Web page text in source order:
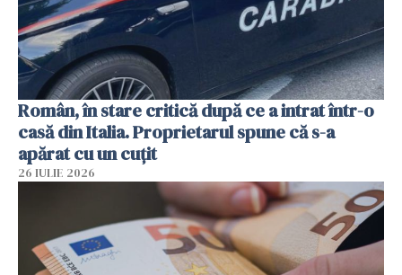
Român, în stare critică după ce a intrat într-o
casă din Italia. Proprietarul spune că s-a
apărat cu un cuțit
26 IULIE 2026